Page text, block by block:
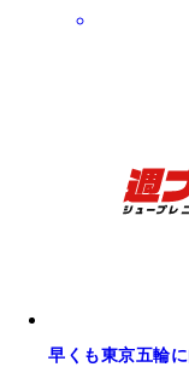
早くも東京五輪